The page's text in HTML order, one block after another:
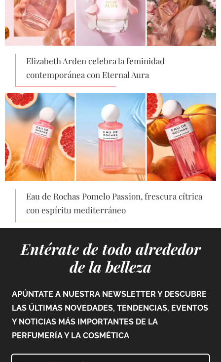
Elizabeth Arden celebra la feminidad
contemporánea con Eternal Aura
Eau de Rochas Pomelo Passion, frescura cítrica
con espíritu mediterráneo
Entérate de todo alrededor
de la belleza
APÚNTATE A NUESTRA NEWSLETTER Y DESCUBRE
LAS ÚLTIMAS NOVEDADES, TENDENCIAS, EVENTOS
Y NOTICIAS MÁS IMPORTANTES DE LA
PERFUMERÍA Y LA COSMÉTICA